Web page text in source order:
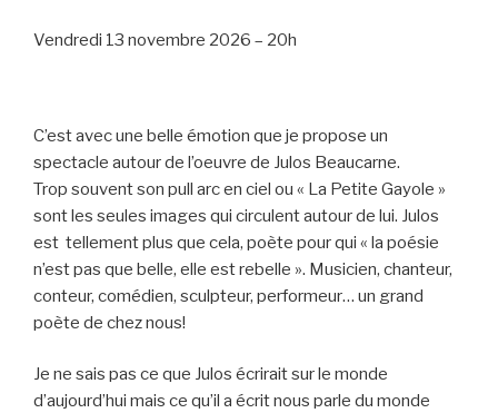
Vendredi 13 novembre 2026 – 20h
C’est avec une belle émotion que je propose un
spectacle autour de l’oeuvre de Julos Beaucarne.
Trop souvent son pull arc en ciel ou « La Petite Gayole »
sont les seules images qui circulent autour de lui. Julos
est tellement plus que cela, poète pour qui « la poésie
n’est pas que belle, elle est rebelle ». Musicien, chanteur,
conteur, comédien, sculpteur, performeur… un grand
poète de chez nous!
Je ne sais pas ce que Julos écrirait sur le monde
d’aujourd’hui mais ce qu’il a écrit nous parle du monde